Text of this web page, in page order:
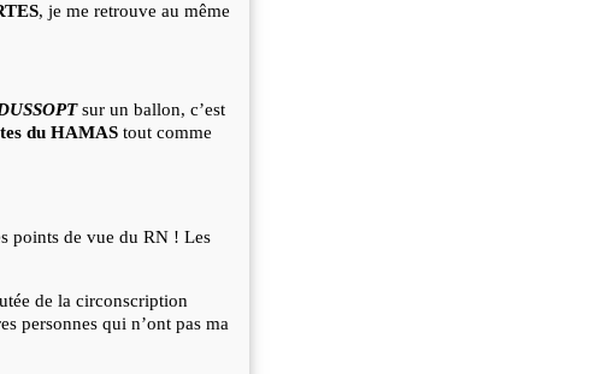
, je me retrouve au même
sur un ballon, c’est
du HAMAS tout comme
points de vue du RN ! Les
de la circonscription
personnes qui n’ont pas ma